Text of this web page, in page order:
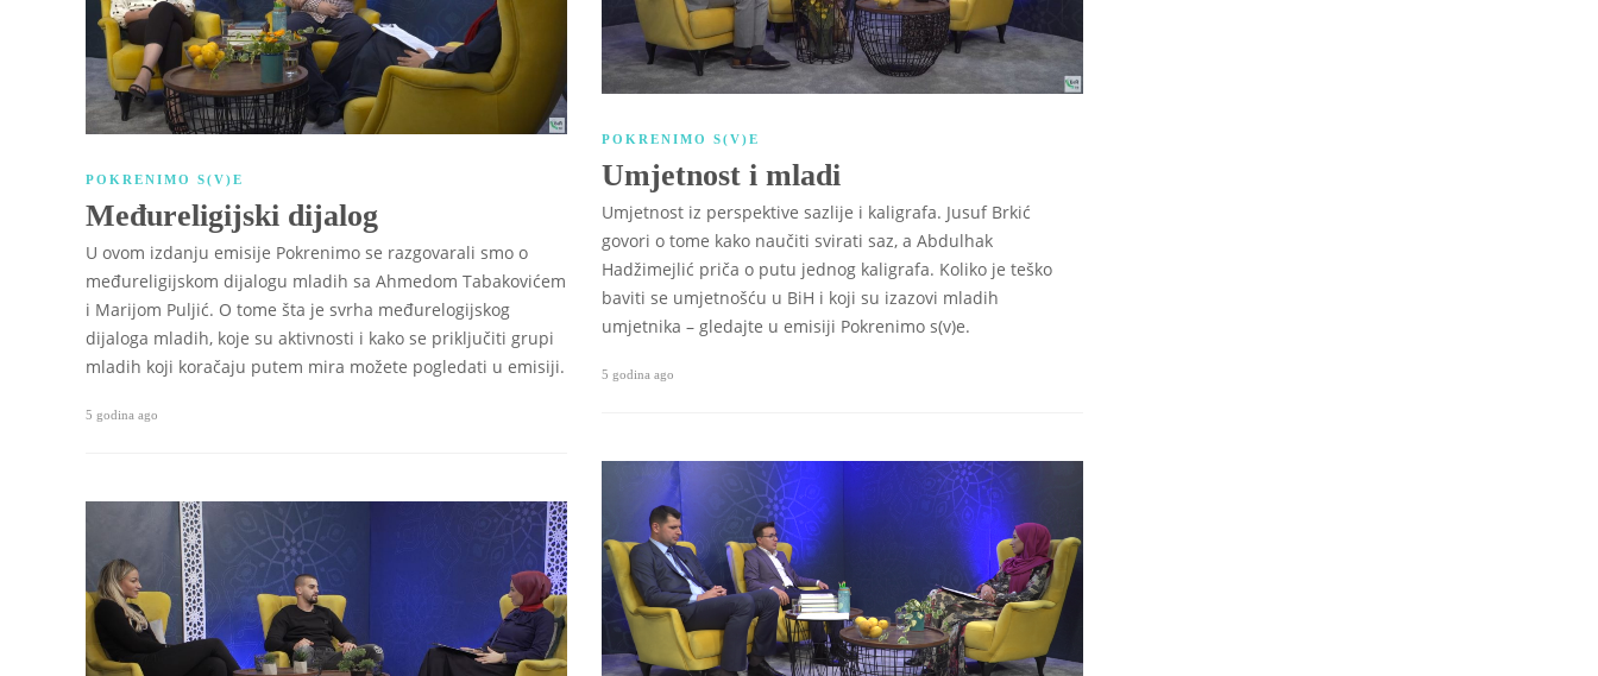
POKRENIMO S(V)E
Umjetnost i mladi
Umjetnost iz perspektive sazlije i kaligrafa. Jusuf Brkić
govori o tome kako naučiti svirati saz, a Abdulhak
Hadžimejlić priča o putu jednog kaligrafa. Koliko je teško
baviti se umjetnošću u BiH i koji su izazovi mladih
umjetnika – gledajte u emisiji Pokrenimo s(v)e.
5 godina ago
POKRENIMO S(V)E
Međureligijski dijalog
U ovom izdanju emisije Pokrenimo se razgovarali smo o
međureligijskom dijalogu mladih sa Ahmedom Tabakovićem
i Marijom Puljić. O tome šta je svrha međurelogijskog
dijaloga mladih, koje su aktivnosti i kako se priključiti grupi
mladih koji koračaju putem mira možete pogledati u emisiji.
5 godina ago